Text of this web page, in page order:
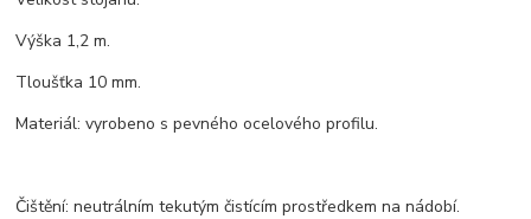
Výška 1,2 m.
Tloušťka 10 mm.
Materiál: vyrobeno s pevného ocelového profilu.
Čištění: neutrálním tekutým čistícím prostředkem na nádobí.